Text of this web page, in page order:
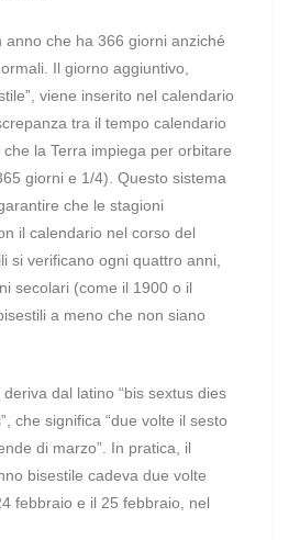
anno che ha 366 giorni anziché
Il giorno aggiuntivo,
viene inserito nel calendario
tra il tempo calendario
la Terra impiega per orbitare
giorni e 1/4). Questo sistema
che le stagioni
il calendario nel corso del
si verificano ogni quattro anni,
secolari (come il 1900 o il
a meno che non siano
deriva dal latino “bis sextus dies
che significa “due volte il sesto
di marzo”. In pratica, il
bisestile cadeva due volte
febbraio e il 25 febbraio, nel